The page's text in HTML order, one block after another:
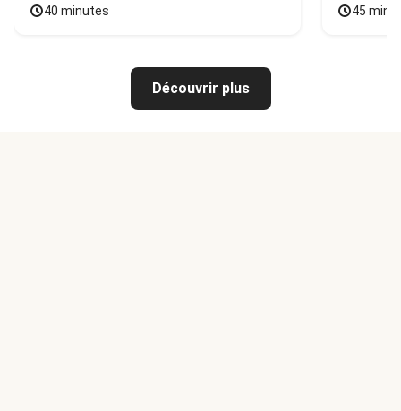
40 minutes 45
Découvrir plus